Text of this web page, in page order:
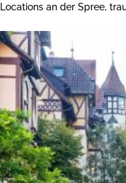
Locations an der Spree,